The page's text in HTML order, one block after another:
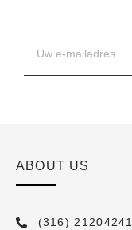
ABOUT US
(316) 21204241